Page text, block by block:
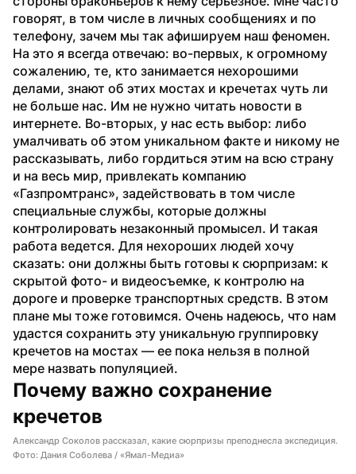
говорят, в том числе в личных сообщениях и по
телефону, зачем мы так афишируем наш феномен.
На это я всегда отвечаю: во-первых, к огромному
сожалению, те, кто занимается нехорошими
делами, знают об этих мостах и кречетах чуть ли
не больше нас. Им не нужно читать новости в
интернете. Во-вторых, у нас есть выбор: либо
умалчивать об этом уникальном факте и никому не
рассказывать, либо гордиться этим на всю страну
и на весь мир, привлекать компанию
«Газпромтранс», задействовать в том числе
специальные службы, которые должны
контролировать незаконный промысел. И такая
работа ведется. Для нехороших людей хочу
сказать: они должны быть готовы к сюрпризам: к
скрытой фото- и видеосъемке, к контролю на
дороге и проверке транспортных средств. В этом
плане мы тоже готовимся. Очень надеюсь, что нам
удастся сохранить эту уникальную группировку
кречетов на мостах — ее пока нельзя в полной
мере назвать популяцией.
Почему важно сохранение
кречетов
Александр Соколов рассказал, какие сюрпризы преподнесла экспедиция.
Фото: Дания Соболева / «Ямал-Медиа»